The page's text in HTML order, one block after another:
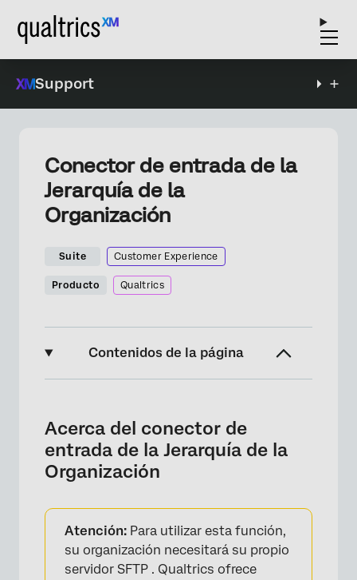
Support
Conector de entrada de la
Jerarquía de la
Organización
Suite Customer Experience
Producto Qualtrics
Contenidos de la página
Preparación de un archivo de Jerarquía
Organización
Organización Trabajo entrante
Acerca del conector de
entrada de la Jerarquía de la
Organización
Atención: Para utilizar esta función,
su organización necesitará su propio
servidor SFTP . Qualtrics ofrece